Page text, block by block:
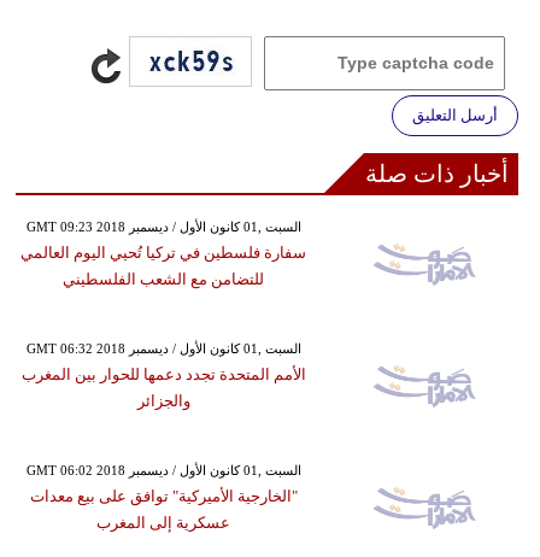
أرسل التعليق
أخبار ذات صلة
GMT 09:23 2018 السبت ,01 كانون الأول / ديسمبر
سفارة فلسطين في تركيا تُحيي اليوم العالمي
للتضامن مع الشعب الفلسطيني
GMT 06:32 2018 السبت ,01 كانون الأول / ديسمبر
الأمم المتحدة تجدد دعمها للحوار بين المغرب
والجزائر
GMT 06:02 2018 السبت ,01 كانون الأول / ديسمبر
"الخارجية الأميركية" توافق على بيع معدات
عسكرية إلى المغرب